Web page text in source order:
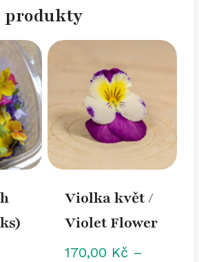
produkty
Violka květ /
Violet Flower
170,00 Kč –